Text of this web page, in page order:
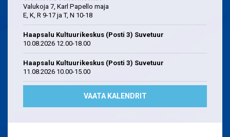
Valukoja 7, Karl Papello maja
E, K, R 9-17 ja T, N 10-18
Haapsalu Kultuurikeskus (Posti 3) Suvetuur
10.08.2026 12.00-18.00
Haapsalu Kultuurikeskus (Posti 3) Suvetuur
11.08.2026 10.00-15.00
VAATA KALENDRIT